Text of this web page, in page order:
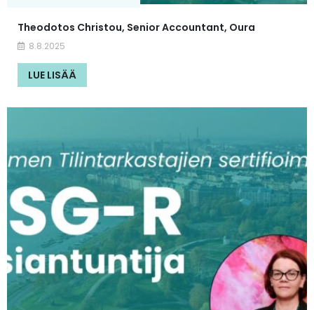
Theodotos Christou, Senior Accountant, Oura
8.8.2025
LUE LISÄÄ